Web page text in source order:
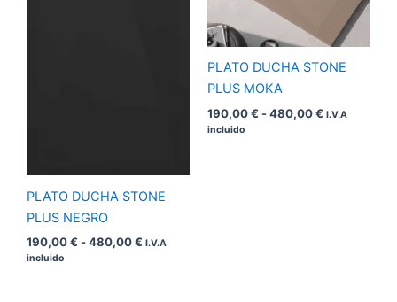
PLATO DUCHA STONE
PLUS NEGRO
190,00€ -480,00€ I.V.A
incluido
PLATO DUCHA STONE
PLUS MOKA
190,00€ -480,00€ I.V.A
incluido